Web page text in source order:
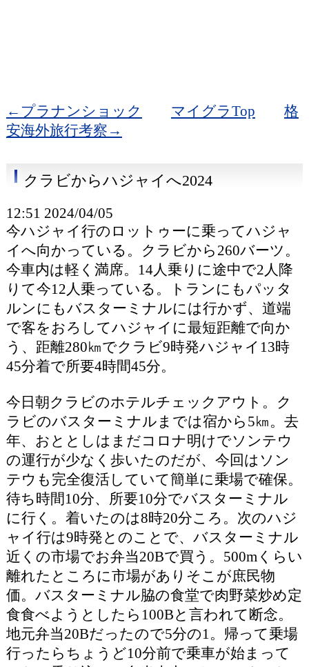
←プラナンショック マイグラTop
格
安海外旅行考察→
クラビからハジャイへ2024
12:51 2024/04/05
今ハジャイ行のロットゥーに乗ってハジャ
イへ向かっている。クラビから260バーツ。
今車内は軽く満席。14人乗りに途中で2人降
りて今12人乗っている。トランにもパッタ
ルンにもバスターミナルには行かず、道端
で客をおろしてハジャイに最短距離で向か
う、距離280㎞でクラビ9時発ハジャイ13時
45分着で所要4時間45分。
今日朝クラビのホテルチェックアウト。ク
ラビのバスターミナルまでは宿から5㎞。去
年、おととしはまだコロナ明けでソンテウ
の運行が少なく歩いたのだが、今回はソン
テウも完全復活していて簡単に乗場で確保。
待ち時間10分、所要10分でバスターミナル
に行く。着いたのは8時20分ころ。次のハジ
ャイ行は9時発とのことで、バスターミナル
近くの市場でお弁当20Bで買う。500mくらい
離れたところに市場がありそこが庶民物
価。バスターミナル脇の食堂で肉野菜炒め定
食食べようとしたら100Bと言われて断念。
地元弁当20Bだったので5分の1。帰って乗場
行ったらちょうど10分前で乗車が始まって